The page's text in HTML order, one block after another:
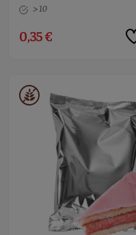
> 10
0,35 €